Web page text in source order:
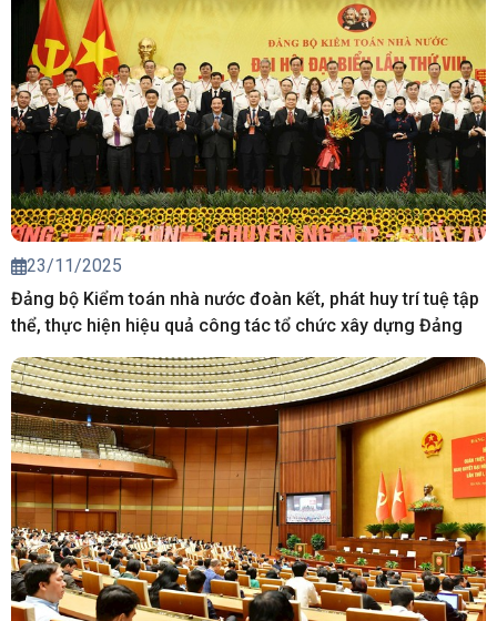
23/11/2025
Đảng bộ Kiểm toán nhà nước đoàn kết, phát huy trí tuệ tập
thể, thực hiện hiệu quả công tác tổ chức xây dựng Đảng